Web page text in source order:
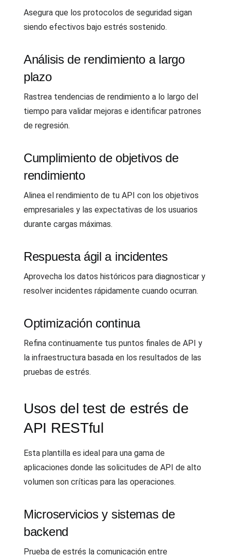
Asegura que los protocolos de seguridad sigan
siendo efectivos bajo estrés sostenido.
Análisis de rendimiento a largo
plazo
Rastrea tendencias de rendimiento a lo largo del
tiempo para validar mejoras e identificar patrones
de regresión.
Cumplimiento de objetivos de
rendimiento
Alinea el rendimiento de tu API con los objetivos
empresariales y las expectativas de los usuarios
durante cargas máximas.
Respuesta ágil a incidentes
Aprovecha los datos históricos para diagnosticar y
resolver incidentes rápidamente cuando ocurran.
Optimización continua
Refina continuamente tus puntos finales de API y
la infraestructura basada en los resultados de las
pruebas de estrés.
Usos del test de estrés de
API RESTful
Esta plantilla es ideal para una gama de
aplicaciones donde las solicitudes de API de alto
volumen son críticas para las operaciones.
Microservicios y sistemas de
backend
Prueba de estrés la comunicación entre